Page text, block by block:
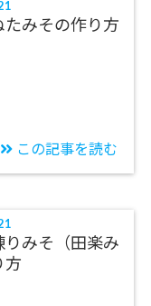
たみその作り方
この記事を読む
りみそ（田楽み
方